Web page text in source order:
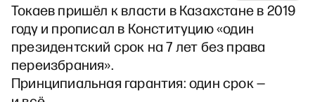
Токаев пришёл к власти в Казахстане в 2019
году и прописал в Конституцию «один
президентский срок на 7 лет без права
переизбрания».
Принципиальная гарантия: один срок —